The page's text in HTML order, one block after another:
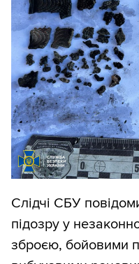
Слідчі СБУ
підозру у
зброєю, бойовими